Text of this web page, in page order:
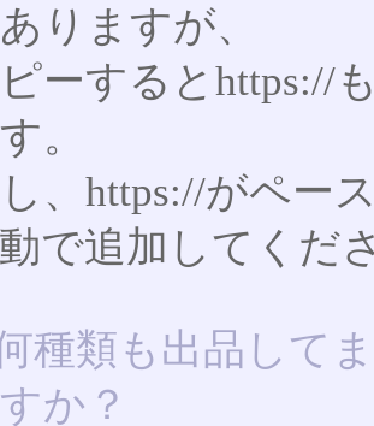
りますが、
ーするとhttps://
。
、https://がペー
で追加してくだ
種類も出品して
か？